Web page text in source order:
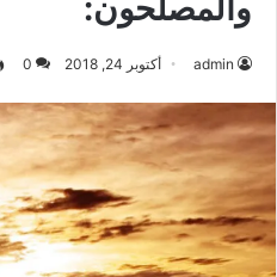
والمصلحون:
admin أكتوبر 24, 2018 0